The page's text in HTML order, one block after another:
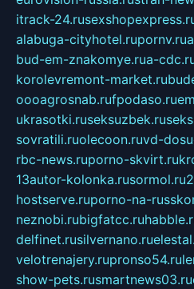
itrack-24.ru
alabuga-cityhotel.rupornv.ru
bud-em-znakomye.rua-
korolevremont-market.ru
oooagrosnab.rufpodaso.ru
ukrasotki.ruseksuzbek.ru
sovratili.ruolecoon.ruvd-
rbc-news.ruporno-skvirt.ru
13autor-kolonka.rusormol.ru
hostserve.ruporno-na-
neznobi.rubigfatcc.ru
delfinet.rusilvernano.ru
velotrenajery.rupronso54.ru
show-pets.rusmartnews03.ru